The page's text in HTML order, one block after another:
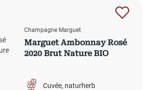
Champagne Marguet
Marguet Ambonnay Rosé
2020 Brut Nature BIO
Cuvée naturherb